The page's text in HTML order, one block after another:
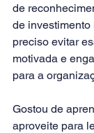
de
de
preciso evitar
motivada e
para a
Gostou de
aproveite para